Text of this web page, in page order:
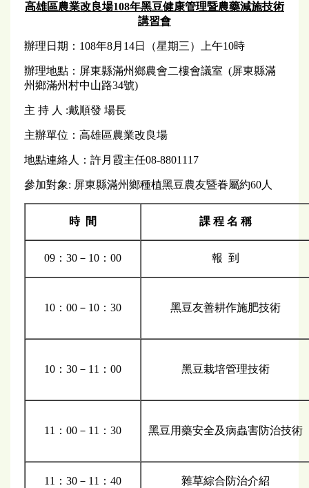
高雄區農業改良場108年黑豆健康管理暨農藥減施技術
講習會
辦理日期：108年8月14日（星期三）上午10時
辦理地點：屏東縣滿州鄉農會二樓會議室 (屏東縣滿
州鄉滿州村中山路34號)
主 持 人 :戴順發 場長
主辦單位：高雄區農業改良場
地點連絡人：許月霞主任08-8801117
參加對象: 屏東縣滿州鄉種植黑豆農友暨眷屬約60人
時 間 課 程 名 稱
09：30－10：00 報 到
10：00－10：30 黑豆友善耕作施肥技術
10：30－11：00 黑豆栽培管理技術
11：00－11：30 黑豆用藥安全及病蟲害防治技術
11：30－11：40 雜草綜合防治介紹